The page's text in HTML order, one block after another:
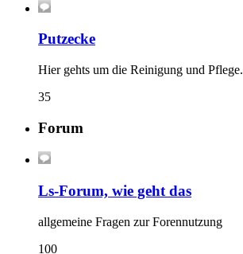
Putzecke
Hier gehts um die Reinigung und Pflege.
35
Forum
Ls-Forum, wie geht das
allgemeine Fragen zur Forennutzung
100